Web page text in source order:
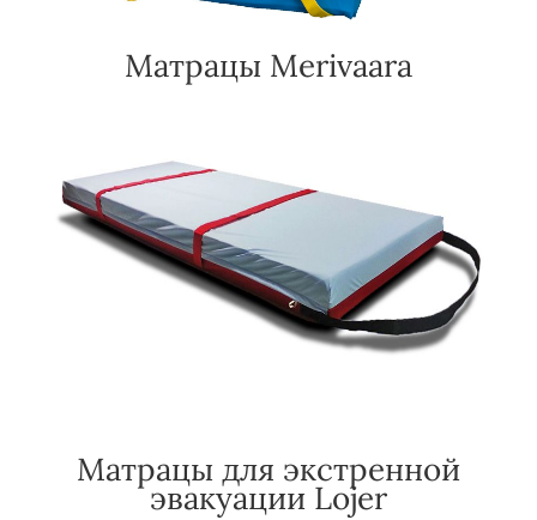
Матрацы Merivaara
Матрацы для экстренной
эвакуации Lojer